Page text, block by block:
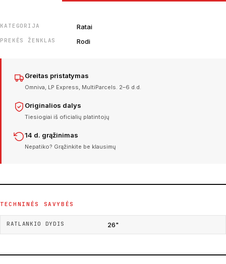
KATEGORIJA Ratai
PREKĖS ŽENKLAS Rodi
Greitas pristatymas
Omniva, LP Express, MultiParcels. 2–6 d.d.
Originalios dalys
Tiesiogiai iš oficialių platintojų
14 d. grąžinimas
Nepatiko? Grąžinkite be klausimų
TECHNINĖS SAVYBĖS
RATLANKIO DYDIS 26"